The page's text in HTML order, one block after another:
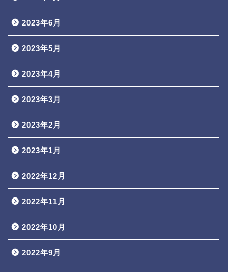
2023年6月
2023年5月
2023年4月
2023年3月
2023年2月
2023年1月
2022年12月
2022年11月
2022年10月
2022年9月